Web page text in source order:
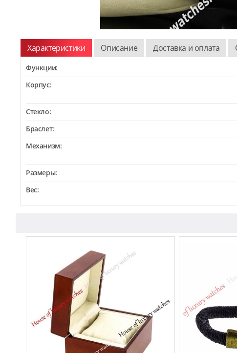
Характеристики Описание Доставка и оплата
Функции:
Корпус:
Стекло:
Браслет:
Механизм:
Размеры:
Вес: